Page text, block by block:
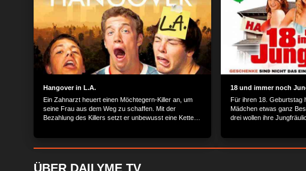
stattfinden kann, obwohl Sie
gelten lediglich für diese
widerrufen, indem Sie zu
"Datenschutz" klicken.
MEHR
Hangover in L.A.
Ein Zahnarzt heuert einen Möchtegern-Killer an, um
seine Frau aus dem Weg zu schaffen. Mit der
Bezahlung des Killers setzt er unbewusst eine Kette
18 und immer noch
Für ihren 18. Geburtstag
Mädchen etwas ganz
drei wollen ihre
ÜBER DAILYME TV